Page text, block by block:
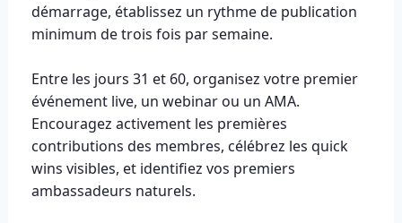
démarrage, établissez un rythme de publication
minimum de trois fois par semaine.
Entre les jours 31 et 60, organisez votre premier
événement live, un webinar ou un AMA.
Encouragez activement les premières
contributions des membres, célébrez les quick
wins visibles, et identifiez vos premiers
ambassadeurs naturels.